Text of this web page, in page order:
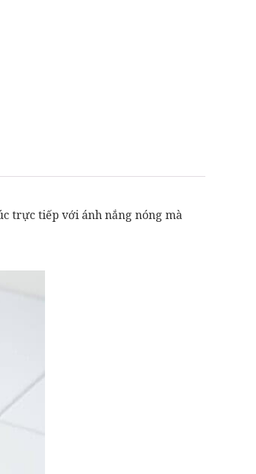
trực tiếp với ánh nắng nóng mà